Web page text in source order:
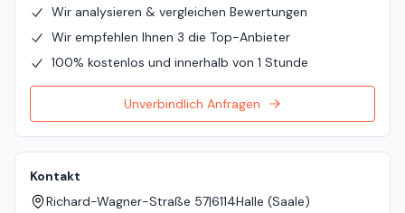
Wir analysieren & vergleichen Bewertungen
Wir empfehlen Ihnen 3 die Top-Anbieter
100% kostenlos und innerhalb von 1 Stunde
Unverbindlich Anfragen
Kontakt
Richard-Wagner-Straße 57|6114Halle (Saale)